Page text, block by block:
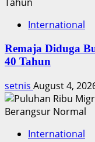
International
Remaja Diduga
40 Tahun
setnis August 4,
International